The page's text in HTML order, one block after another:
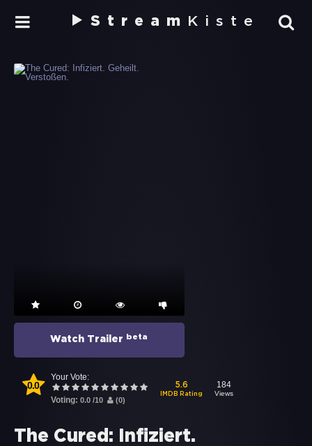
Stream Kiste
Watch Trailer beta
0.0
Your Vote:
Voting: 0.0 /10 (0)
5.6
IMDB Rating
184
Views
The Cured: Infiziert.